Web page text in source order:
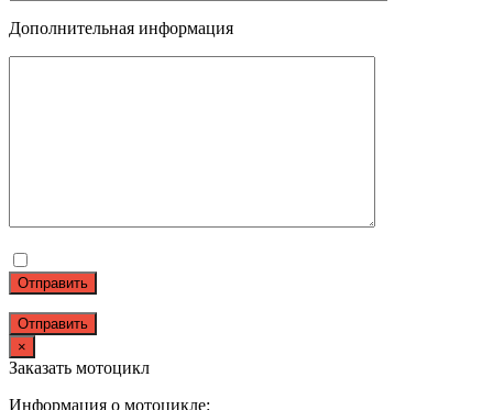
Дополнительная информация
Отправить
×
Заказать мотоцикл
Информация о мотоцикле: